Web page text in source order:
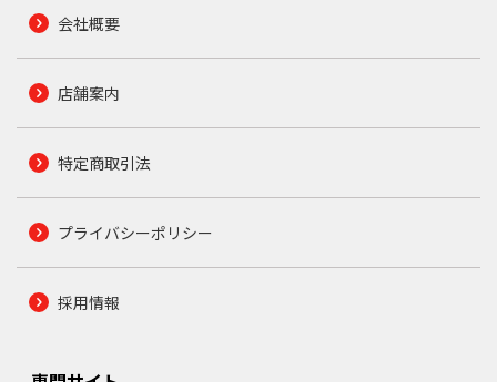
会社概要
店舗案内
特定商取引法
プライバシーポリシー
採用情報